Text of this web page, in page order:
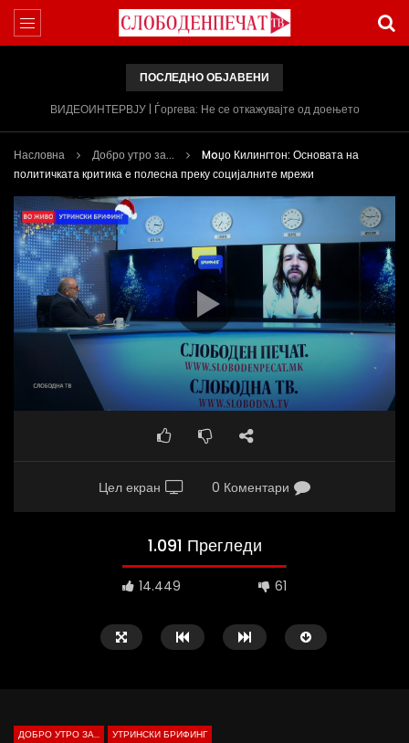
ПОСЛЕДНО ОБЈАВЕНИ
ВИДЕОИНТЕРВЈУ | Ѓоргева: Не се откажувајте од доењето
Насловна Добро утро за...
Moџо Килингтон: Основата на
политичката критика е полесна преку социјалните мрежи
Цел екран 0 Коментари
1.091 Прегледи
14.449 61
ДОБРО УТРО ЗА... УТРИНСКИ БРИФИНГ